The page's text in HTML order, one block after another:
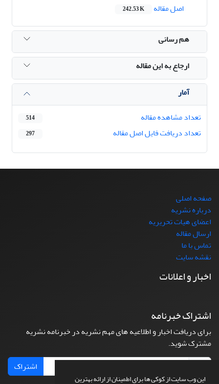
این وب سایت از کوکی ها برای اطمینان از ارائه بهترین
اصل مقاله
242.53 K
هم رسانی
ارجاع به این مقاله
آمار
تعداد مشاهده مقاله
514
تعداد دریافت فایل اصل مقاله 297
صفحه اصلی
درباره نشریه
اعضای هیات تحریریه
ارسال مقاله
تماس با ما
نقشه سایت
اخبار و اعلانات
اشتراک خبرنامه
برای دریافت اخبار و اطلاعیه های مهم نشریه در خبرنامه نشریه
مشترک شوید.
اشتراک